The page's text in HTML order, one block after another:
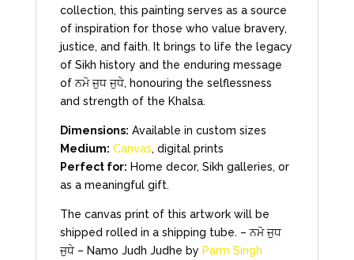
collection, this painting serves as a source
of inspiration for those who value bravery,
justice, and faith. It brings to life the legacy
of Sikh history and the enduring message
of ਨਮੋ ਜੁਧ ਜੁਧੇ, honouring the selflessness
and strength of the Khalsa.
Dimensions: Available in custom sizes
Medium: Canvas, digital prints
Perfect for: Home decor, Sikh galleries, or
as a meaningful gift.
The canvas print of this artwork will be
shipped rolled in a shipping tube. – ਨਮੋ ਜੁਧ
ਜੁਧੇ – Namo Judh Judhe by Parm Singh